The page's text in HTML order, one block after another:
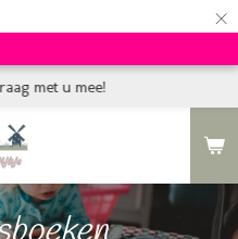
×
met u mee!